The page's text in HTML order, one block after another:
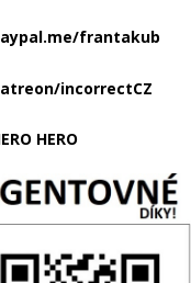
frantakub
incorrectCZ
HERO